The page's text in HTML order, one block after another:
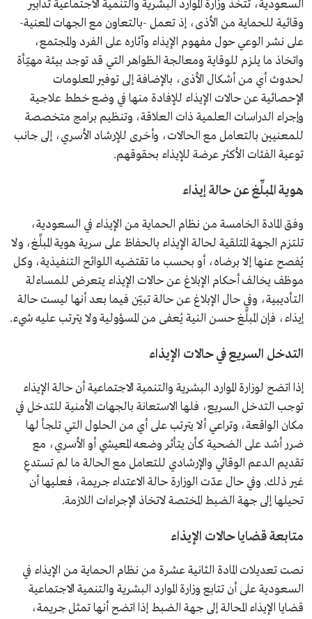
السعودية، تتخذ وزارة الموارد البشرية والتنمية الاجتماعية تدابير
وقائية للحماية من الأذى، إذ تعمل -بالتعاون مع الجهات المعنية-
على نشر الوعي حول مفهوم الإيذاء وآثاره على الفرد والمجتمع،
واتخاذ ما يلزم للوقاية ومعالجة الظواهر التي قد توجد بيئة مهيّأة
لحدوث أي من أشكال الأذى، بالإضافة إلى توفير المعلومات
الإحصائية عن حالات الإيذاء للإفادة منها في وضع خطط علاجية
وإجراء الدراسات العلمية ذات العلاقة، وتنظيم برامج متخصصة
للمعنيين بالتعامل مع الحالات، وأخرى للإرشاد الأسري، إلى جانب
توعية الفئات الأكثر عرضة للإيذاء بحقوقهم.
هوية المبلِّغ عن حالة إيذاء
وفق المادة الخامسة من نظام الحماية من الإيذاء في السعودية،
تلتزم الجهة المتلقية لحالة الإيذاء بالحفاظ على سرية هوية المبلِّغ، ولا
يُفصح عنها إلا برضاه، أو بحسب ما تقتضيه اللوائح التنفيذية، وكل
موظف يخالف أحكام الإبلاغ عن حالات الإيذاء يتعرض للمساءلة
التأديبية، وفي حال الإبلاغ عن حالة تبيّن فيما بعد أنها ليست حالة
إيذاء، فإن المبلِّغ حسن النية يُعفى من المسؤولية ولا يترتب عليه شيء.
التدخل السريع في حالات الإيذاء
إذا اتضح لوزارة الموارد البشرية والتنمية الاجتماعية أن حالة الإيذاء
توجب التدخل السريع، فلها الاستعانة بالجهات الأمنية للتدخل في
مكان الواقعة، وتراعي ألا يترتب على أي من الحلول التي تلجأ لها
ضرر أشد على الضحية كأن يتأثر وضعه المعيشي أو الأسري، مع
تقديم الدعم الوقائي والإرشادي للتعامل مع الحالة ما لم تستدعِ
غير ذلك. وفي حال عدّت الوزارة حالة الاعتداء جريمة، فعليها أن
تحيلها إلى جهة الضبط المختصة لاتخاذ الإجراءات اللازمة.
متابعة قضايا حالات الإيذاء
نصت تعديلات المادة الثانية عشرة من نظام الحماية من الإيذاء في
السعودية على أن تتابع وزارة الموارد البشرية والتنمية الاجتماعية
قضايا الإيذاء المحالة إلى جهة الضبط إذا اتضح أنها تمثل جريمة،